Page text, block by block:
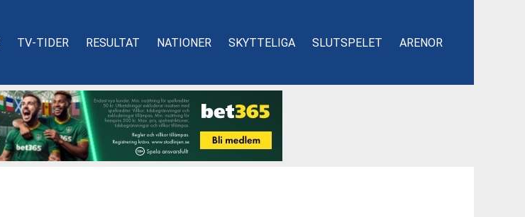
TV-TIDER RESULTAT NATIONER SKYTTELIGA SLUTSPELET ARENOR